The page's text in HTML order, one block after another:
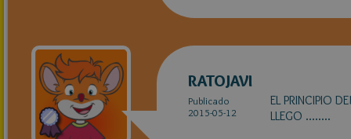
RATOJAVI
Publicado
2015-05-12
EL PRINCIPIO
LLEGO ........